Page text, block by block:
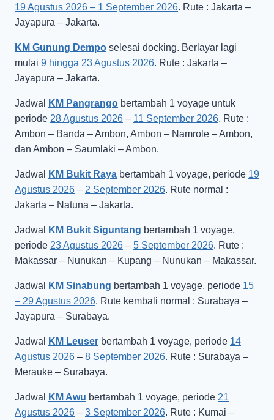
19 Agustus 2026 – 1 September 2026. Rute : Jakarta –
Jayapura – Jakarta.
KM Gunung Dempo selesai docking. Berlayar lagi
mulai 9 hingga 23 Agustus 2026. Rute : Jakarta –
Jayapura – Jakarta.
Jadwal KM Pangrango bertambah 1 voyage untuk
periode 28 Agustus 2026 – 11 September 2026. Rute :
Ambon – Banda – Ambon, Ambon – Namrole – Ambon,
dan Ambon – Saumlaki – Ambon.
Jadwal KM Bukit Raya bertambah 1 voyage, periode 19
Agustus 2026 – 2 September 2026. Rute normal :
Jakarta – Natuna – Jakarta.
Jadwal KM Bukit Siguntang bertambah 1 voyage,
periode 23 Agustus 2026 – 5 September 2026. Rute :
Makassar – Nunukan – Kupang – Nunukan – Makassar.
Jadwal KM Sinabung bertambah 1 voyage, periode 15
– 29 Agustus 2026. Rute kembali normal : Surabaya –
Jayapura – Surabaya.
Jadwal KM Leuser bertambah 1 voyage, periode 14
Agustus 2026 – 8 September 2026. Rute : Surabaya –
Merauke – Surabaya.
Jadwal KM Awu bertambah 1 voyage, periode 21
Agustus 2026 – 3 September 2026. Rute : Kumai –